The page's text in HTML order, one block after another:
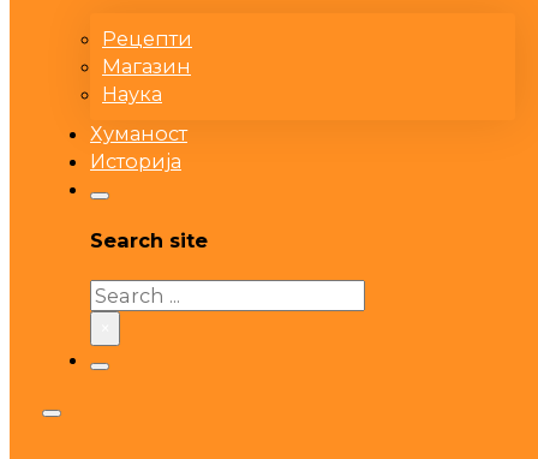
Рецепти
Магазин
Наука
Хуманост
Историја
Search site
Search